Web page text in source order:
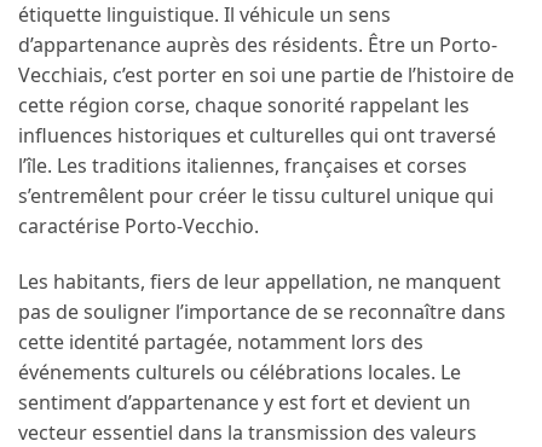
étiquette linguistique. Il véhicule un sens
d’appartenance auprès des résidents. Être un Porto-
Vecchiais, c’est porter en soi une partie de l’histoire de
cette région corse, chaque sonorité rappelant les
influences historiques et culturelles qui ont traversé
l’île. Les traditions italiennes, françaises et corses
s’entremêlent pour créer le tissu culturel unique qui
caractérise Porto-Vecchio.
Les habitants, fiers de leur appellation, ne manquent
pas de souligner l’importance de se reconnaître dans
cette identité partagée, notamment lors des
événements culturels ou célébrations locales. Le
sentiment d’appartenance y est fort et devient un
vecteur essentiel dans la transmission des valeurs